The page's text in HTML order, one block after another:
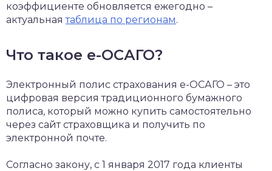
коэффициенте обновляется ежегодно –
актуальнаятаблица по регионам.
Что такое е-ОСАГО?
Электронный полис страхования е-ОСАГО – это
цифровая версия традиционного бумажного
полиса, который можно купить самостоятельно
через сайт страховщика и получить по
электронной почте.
Согласно закону, с 1 января 2017 года клиенты